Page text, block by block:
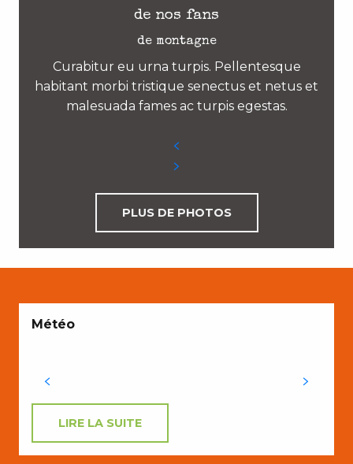
de nos fans
de montagne
Curabitur eu urna turpis. Pellentesque
habitant morbi tristique senectus et netus et
malesuada fames ac turpis egestas.
PLUS DE PHOTOS
Météo
LIRE LA SUITE